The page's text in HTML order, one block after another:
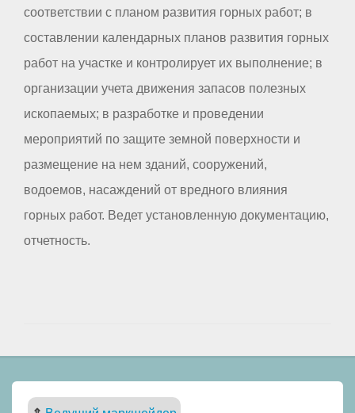
соответствии с планом развития горных работ; в
составлении календарных планов развития горных
работ на участке и контролирует их выполнение; в
организации учета движения запасов полезных
ископаемых; в разработке и проведении
мероприятий по защите земной поверхности и
размещение на нем зданий, сооружений,
водоемов, насаждений от вредного влияния
горных работ. Ведет установленную документацию,
отчетность.